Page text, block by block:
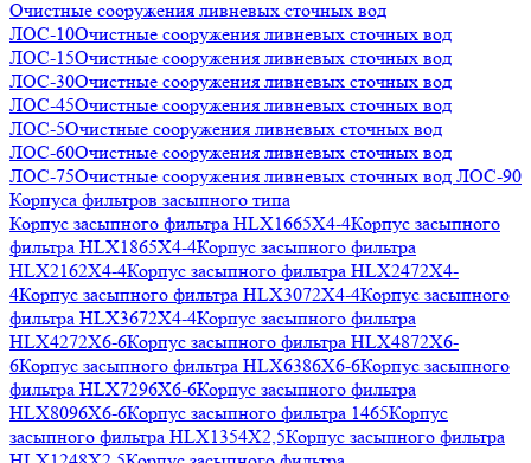
Очистные сооружения ливневых сточных вод
ЛОС-10Очистные сооружения ливневых сточных вод
ЛОС-15Очистные сооружения ливневых сточных вод
ЛОС-30Очистные сооружения ливневых сточных вод
ЛОС-45Очистные сооружения ливневых сточных вод
ЛОС-5Очистные сооружения ливневых сточных вод
ЛОС-60Очистные сооружения ливневых сточных вод
ЛОС-75Очистные сооружения ливневых сточных вод ЛОС-90
Корпуса фильтров засыпного типа
Корпус засыпного фильтра HLX1665X4-4Корпус засыпного
фильтра HLX1865X4-4Корпус засыпного фильтра
HLX2162X4-4Корпус засыпного фильтра HLX2472X4-
4Корпус засыпного фильтра HLX3072X4-4Корпус засыпного
фильтра HLX3672X4-4Корпус засыпного фильтра
HLX4272X6-6Корпус засыпного фильтра HLX4872X6-
6Корпус засыпного фильтра HLX6386X6-6Корпус засыпного
фильтра HLX7296X6-6Корпус засыпного фильтра
HLX8096X6-6Корпус засыпного фильтра 1465Корпус
засыпного фильтра HLX1354X2,5Корпус засыпного фильтра